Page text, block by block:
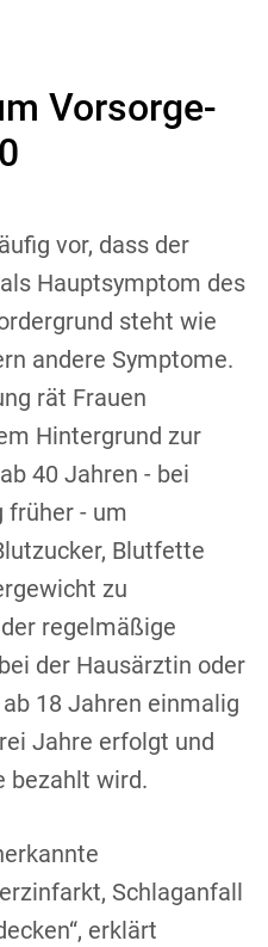
Vorsorge-
vor, dass der
Hauptsymptom des
steht wie
andere Symptome.
rät Frauen
Hintergrund zur
40 Jahren - bei
früher - um
Blutfette
zu
regelmäßige
der Hausärztin oder
18 Jahren einmalig
Jahre erfolgt und
bezahlt wird.
Schlaganfall
erklärt